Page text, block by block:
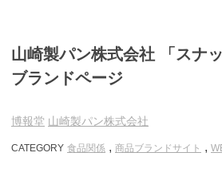
山崎製パン株式会社 「スナ
ブランドページ
博報堂 山崎製パン株式会社
CATEGORY 食品関係 , 商品ブランドサイト ,